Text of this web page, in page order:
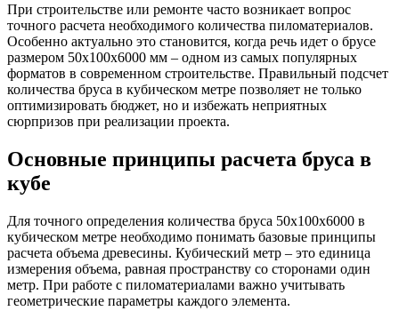
При строительстве или ремонте часто возникает вопрос
точного расчета необходимого количества пиломатериалов.
Особенно актуально это становится, когда речь идет о брусе
размером 50х100х6000 мм – одном из самых популярных
форматов в современном строительстве. Правильный подсчет
количества бруса в кубическом метре позволяет не только
оптимизировать бюджет, но и избежать неприятных
сюрпризов при реализации проекта.
Основные принципы расчета бруса в
кубе
Для точного определения количества бруса 50х100х6000 в
кубическом метре необходимо понимать базовые принципы
расчета объема древесины. Кубический метр – это единица
измерения объема, равная пространству со сторонами один
метр. При работе с пиломатериалами важно учитывать
геометрические параметры каждого элемента.